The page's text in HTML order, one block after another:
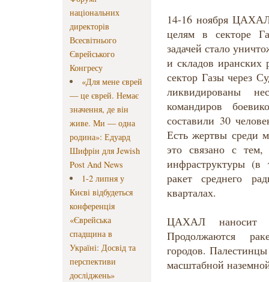
національних
директорів
Всесвітнього
Єврейського
Конгресу
«Для мене єврей
— це єврей. Немає
значення, де він
живе. Ми — одна
родина»: Едуард
Шифрін для Jewish
Post And News
1-2 липня у
Києві відбудеться
конференція
«Єврейська
спадщина в
Україні: Досвід та
перспективи
досліджень»
14-16 ноября
целям в секторе
задачей стало
и складов иранских
сектор Газы через
ликвидированы
командиров
составили 30
Есть жертвы среди
это связано с тем,
инфраструктуры
ракет среднего
кварталах.
ЦАХАЛ
Продолжаются
городов.
масштабной